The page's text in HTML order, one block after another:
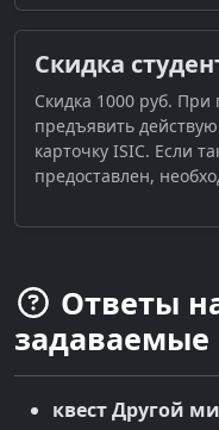
Скидка
Скидка 1000 руб.
предъявить
карточку ISIC. Если
предоставлен,
Ответы
задаваемые
квестДругой